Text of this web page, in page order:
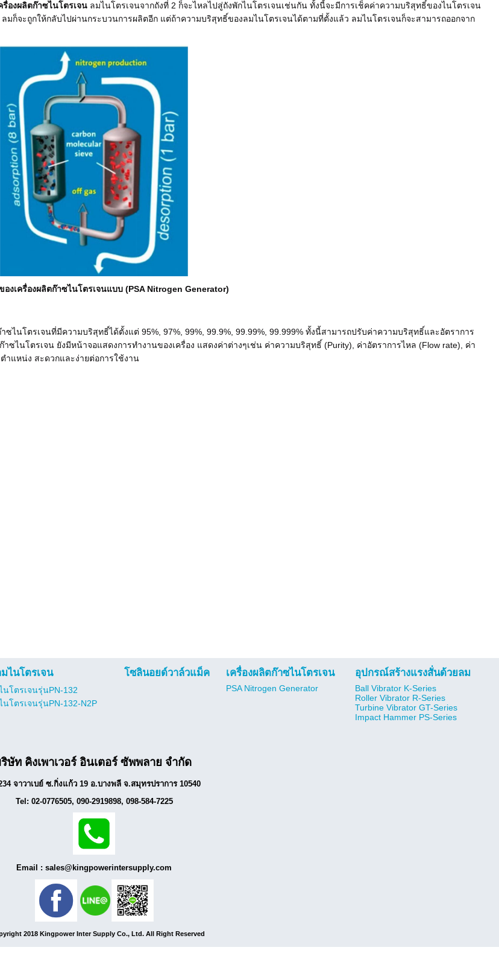
รื่องผลิตก๊าซไนโตรเจน ลมไนโตรเจนจากถังที่ 2 ก็จะไหลไปสู่ถังพักไนโตรเจนเช่นกัน ทั้งนี้จะมีการเช็คค่าความบริสุทธิ์ของไนโตรเจน
ลมก็จะถูกให้กลับไปผ่านกระบวนการผลิตอีก แต่ถ้าความบริสุทธิ์ของลมไนโตรเจนได้ตามที่ตั้งแล้ว ลมไนโตรเจนก็จะสามารถออกจาก
องเครื่องผลิตก๊าซไนโตรเจนแบบ (PSA Nitrogen Generator)
ไนโตรเจนที่มีความบริสุทธิ์ได้ตั้งแต่ 95%, 97%, 99%, 99.9%, 99.99%, 99.999% ทั้งนี้สามารถปรับค่าความบริสุทธิ์และอัตราการ
ซไนโตรเจน ยังมีหน้าจอแสดงการทำงานของเครื่อง แสดงค่าต่างๆเช่น ค่าความบริสุทธิ์ (Purity), ค่าอัตราการไหล (Flow rate), ค่า
ำแหน่ง สะดวกและง่ายต่อการใช้งาน
ไนโตรเจน
นโตรเจนรุ่นPN-132
นโตรเจนรุ่นPN-132-N2P
โซลินอยด์วาล์วแม็ค เครื่องผลิตก๊าซไนโตรเจน
PSA Nitrogen Generator
อุปกรณ์สร้างแรงสั่นด้วยลม
Ball Vibrator K-Series
Roller Vibrator R-Series
Turbine Vibrator GT-Series
Impact Hammer PS-Series
ษัท คิงเพาเวอร์ อินเตอร์ ซัพพลาย จำกัด
จาวาเบย์ ซ.กิ่งแก้ว 19 อ.บางพลี จ.สมุทรปราการ 10540
Tel: 02-0776505, 090-2919898, 098-584-7225
Email : sales@kingpowerintersupply.com
2018 Kingpower Inter Supply Co., Ltd. All Right Reserved